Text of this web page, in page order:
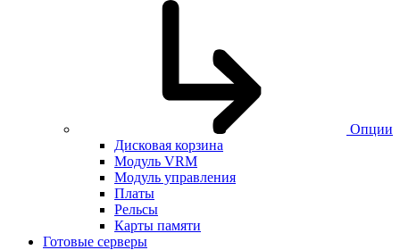
Опции
Дисковая корзина
Модуль VRM
Модуль управления
Платы
Рельсы
Карты памяти
Готовые серверы